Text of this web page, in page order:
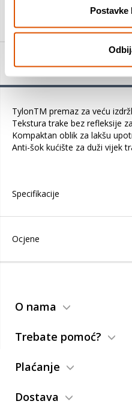
Postavke
Detalji proizvoda
TylonTM premaz za veću
Tekstura trake bez refleksije
Kompaktan oblik za lakšu
Anti-šok kućište za duži vijek
Specifikacije
Ocjene
O nama
Trebate pomoć?
Plaćanje
Dostava